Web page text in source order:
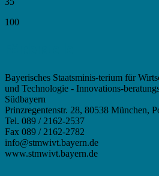
100
Bayerisches Staatsminis-terium für
und Technologie - Innovations-
Südbayern
Prinzregentenstr. 28, 80538 München,
Tel. 089 / 2162-2537
Fax 089 / 2162-2782
info@stmwivt.bayern.de
www.stmwivt.bayern.de